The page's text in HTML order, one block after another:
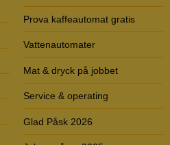
Prova kaffeautomat gratis
Vattenautomater
Mat & dryck på jobbet
Service & operating
Glad Påsk 2026